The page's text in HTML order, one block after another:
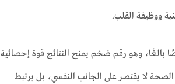
ووظيفة القلب.
على تحليل بيانات 280,323 شخصًا بالغًا، وهو رقم ضخم يمنح النتائج قوة إحصائية
الصحة لا يقتصر على الجانب النفسي، بل يرتبط